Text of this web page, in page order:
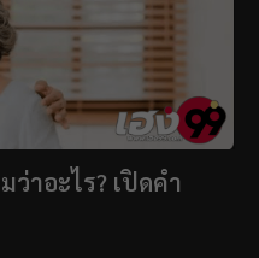
าอะไร? เปิดคำ